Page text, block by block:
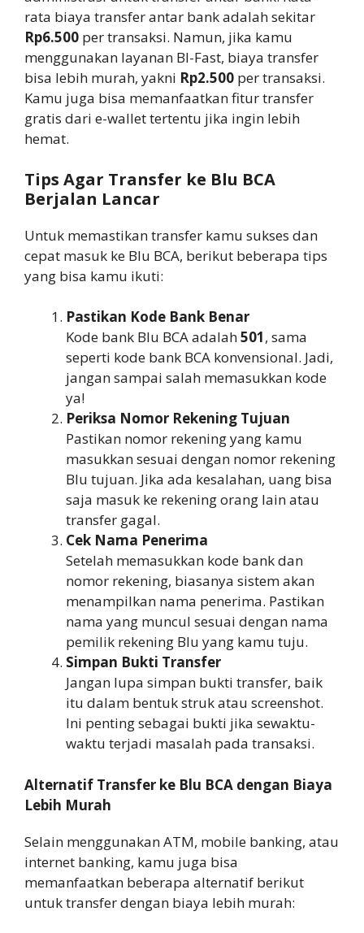
rata biaya transfer antar bank adalah sekitar
Rp6.500 per transaksi. Namun, jika kamu
menggunakan layanan BI-Fast, biaya transfer
bisa lebih murah, yakni Rp2.500 per transaksi.
Kamu juga bisa memanfaatkan fitur transfer
gratis dari e-wallet tertentu jika ingin lebih
hemat.
Tips Agar Transfer ke Blu BCA
Berjalan Lancar
Untuk memastikan transfer kamu sukses dan
cepat masuk ke Blu BCA, berikut beberapa tips
yang bisa kamu ikuti:
Pastikan Kode Bank Benar
Kode bank Blu BCA adalah501, sama
seperti kode bank BCA konvensional. Jadi,
jangan sampai salah memasukkan kode
ya!
Periksa Nomor Rekening Tujuan
Pastikan nomor rekening yang kamu
masukkan sesuai dengan nomor rekening
Blu tujuan. Jika ada kesalahan, uang bisa
saja masuk ke rekening orang lain atau
transfer gagal.
Cek Nama Penerima
Setelah memasukkan kode bank dan
nomor rekening, biasanya sistem akan
menampilkan nama penerima. Pastikan
nama yang muncul sesuai dengan nama
pemilik rekening Blu yang kamu tuju.
Simpan Bukti Transfer
Jangan lupa simpan bukti transfer, baik
itu dalam bentuk struk atau screenshot.
Ini penting sebagai bukti jika sewaktu-
waktu terjadi masalah pada transaksi.
Alternatif Transfer ke Blu BCA dengan Biaya
Lebih Murah
Selain menggunakan ATM, mobile banking, atau
internet banking, kamu juga bisa
memanfaatkan beberapa alternatif berikut
untuk transfer dengan biaya lebih murah: